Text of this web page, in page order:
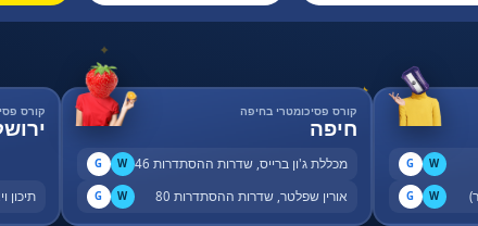
✦
✦
W
G
W
G
קורס פסיכומטרי בחיפה
חיפה
מכללת ג'ון ברייס, שדרות ההסתדרות 46 W
G
אורין שפלטר, שדרות ההסתדרות 80 W
G
קורס
תיכון ויצו,